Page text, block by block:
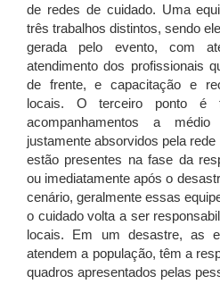
de redes de cuidado. Uma
três trabalhos distintos, sendo
gerada pelo evento, com
atendimento dos profissionais
de frente, e capacitação e
locais. O terceiro ponto é
acompanhamentos a
justamente absorvidos pela
estão presentes na fase da
ou imediatamente após o
cenário, geralmente essas
o cuidado volta a ser
locais. Em um desastre, as
atendem a população, têm a
quadros apresentados pelas